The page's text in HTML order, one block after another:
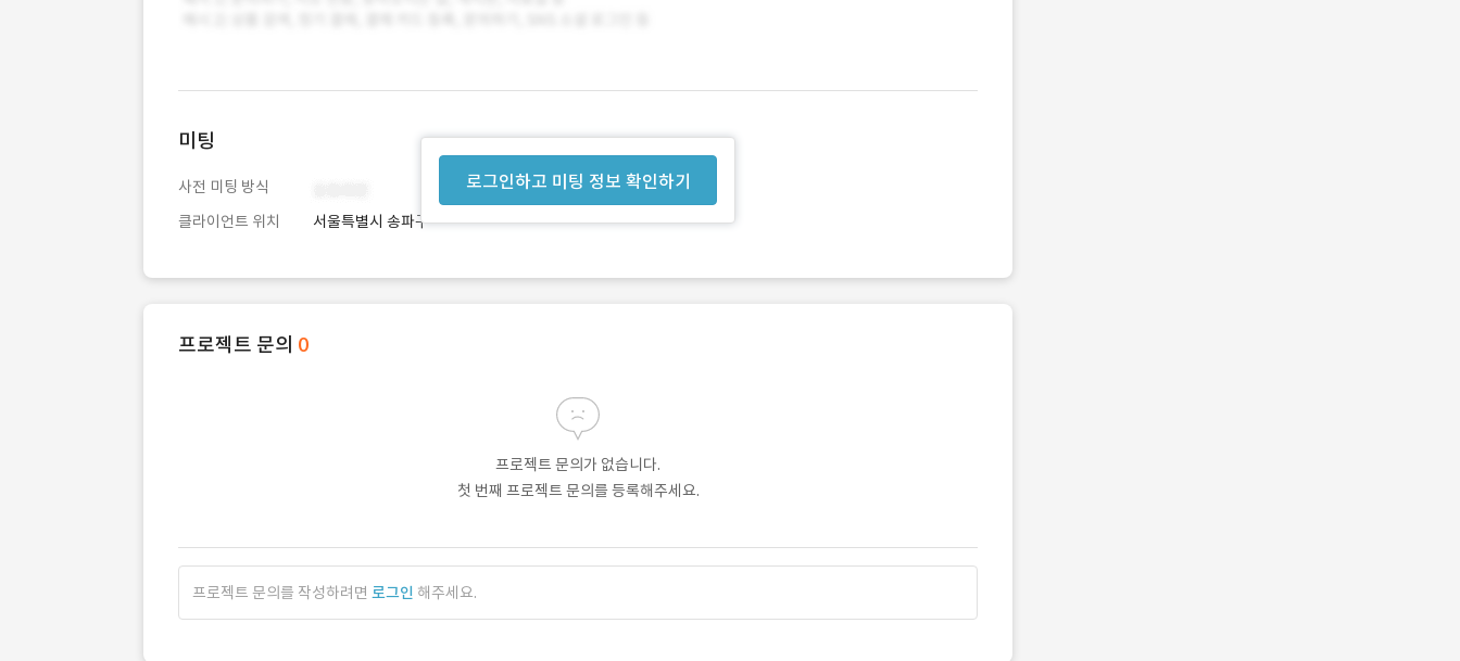
로그인하고 미팅 정보 확인하기
미팅
사전 미팅 방식
클라이언트 위치
서울특별시 송파구
프로젝트 문의 0
프로젝트 문의가 없습니다.
첫 번째 프로젝트 문의를 등록해주세요.
프로젝트 문의를 작성하려면 로그인 해주세요.